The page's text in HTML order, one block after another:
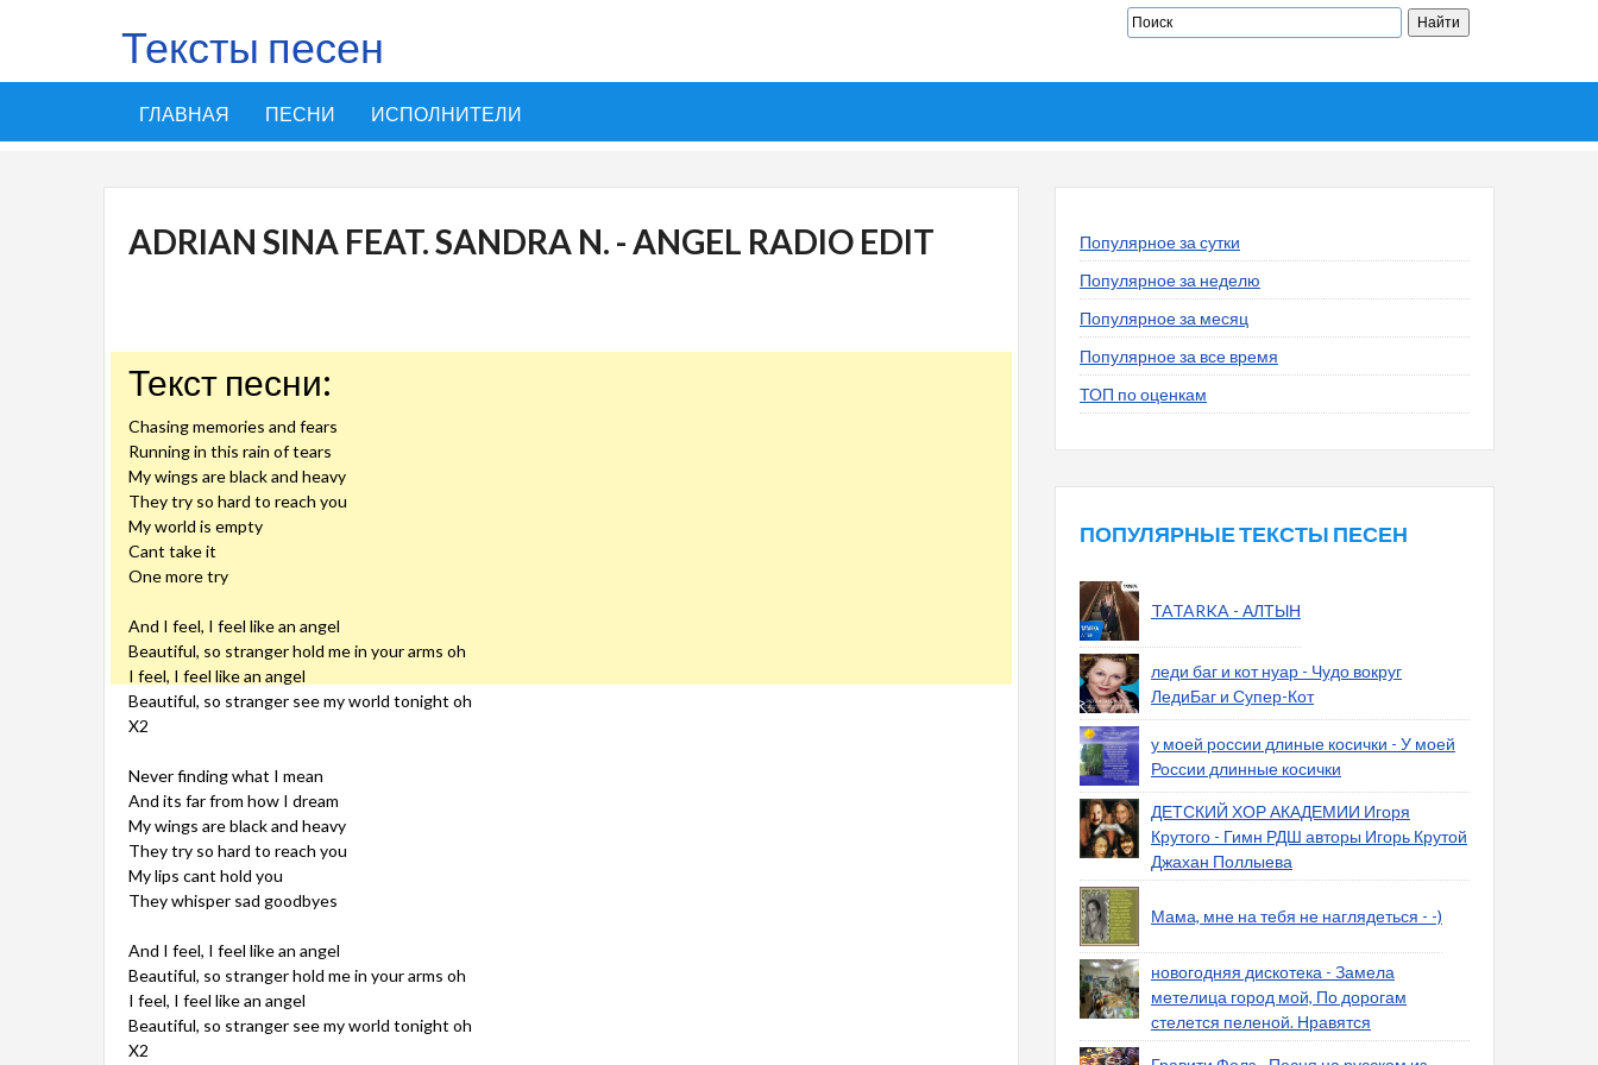
Тексты песен
ГЛАВНАЯ ПЕСНИ ИСПОЛНИТЕЛИ
ADRIAN SINA FEAT. SANDRA N. - ANGEL RADIO EDIT
Текст песни:
Chasing memories and fears
Running in this rain of tears
My wings are black and heavy
They try so hard to reach you
My world is empty
Cant take it
One more try
And I feel, I feel like an angel
Beautiful, so stranger hold me in your arms oh
I feel, I feel like an angel
Beautiful, so stranger see my world tonight oh
X2
Never finding what I mean
And its far from how I dream
My wings are black and heavy
They try so hard to reach you
My lips cant hold you
They whisper sad goodbyes
And I feel, I feel like an angel
Beautiful, so stranger hold me in your arms oh
I feel, I feel like an angel
Beautiful, so stranger see my world tonight oh
X2
Популярное за сутки
Популярное за неделю
Популярное за месяц
Популярное за все время
ТОП по оценкам
ПОПУЛЯРНЫЕ ТЕКСТЫ ПЕСЕН
TATARKA - АЛТЫН
леди баг и кот нуар - Чудо вокруг
ЛедиБаг и Супер-Кот
у моей россии длиные косички - У моей
России длинные косички
ДЕТСКИЙ ХОР АКАДЕМИИ Игоря
Крутого - Гимн РДШ авторы Игорь Крутой
Джахан Поллыева
Мама, мне на тебя не наглядеться - -)
новогодняя дискотека - Замела
метелица город мой, По дорогам
стелется пеленой. Нравятся